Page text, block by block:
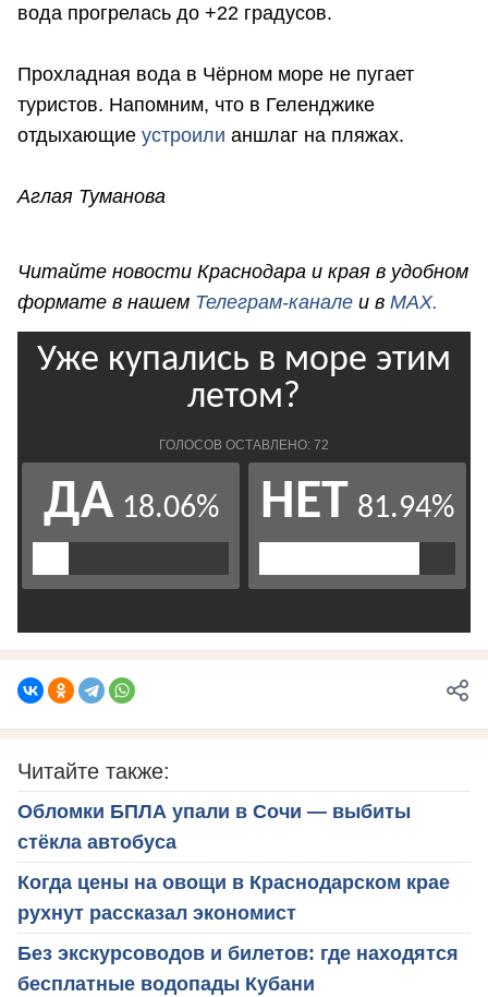
вода прогрелась до +22 градусов.
Прохладная вода в Чёрном море не пугает
туристов. Напомним, что в Геленджике
отдыхающие устроили аншлаг на пляжах.
Аглая Туманова
Читайте новости Краснодара и края в удобном
формате в нашем Телеграм-канале и в MAX.
Читайте также:
Обломки БПЛА упали в Сочи — выбиты
стёкла автобуса
Когда цены на овощи в Краснодарском крае
рухнут рассказал экономист
Без экскурсоводов и билетов: где находятся
бесплатные водопады Кубани